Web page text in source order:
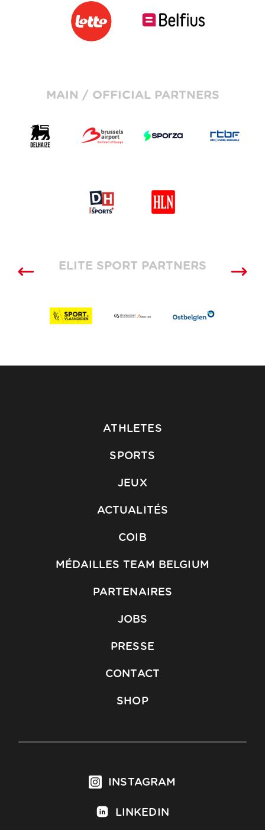
MAIN / OFFICIAL PARTNERS
ELITE SPORT PARTNERS
ATHLETES
SPORTS
JEUX
ACTUALITÉS
COIB
MÉDAILLES TEAM BELGIUM
PARTENAIRES
JOBS
PRESSE
CONTACT
SHOP
INSTAGRAM
LINKEDIN